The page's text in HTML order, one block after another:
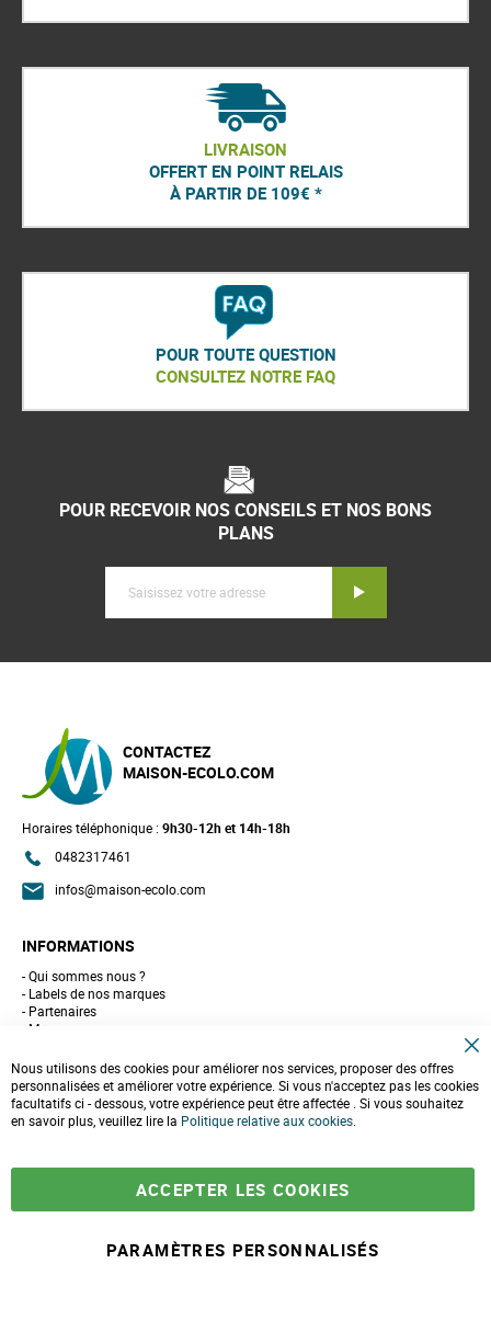
LIVRAISON
OFFERT EN POINT RELAIS
À PARTIR DE 109€ *
POUR TOUTE QUESTION
CONSULTEZ NOTRE FAQ
POUR RECEVOIR NOS CONSEILS ET NOS BONS
PLANS
Inscription
CONTACTEZ
MAISON-ECOLO.COM
Horaires téléphonique : 9h30-12h et 14h-18h
0482317461
infos@maison-ecolo.com
INFORMATIONS
Qui sommes nous ?
Labels de nos marques
Partenaires
Marques
10 gestes pour l'environnement
Formulaire de contact
LIVRAISONS & PAIEMENT
Paiement sécurisé
Commandes et retours
o
o
e
Nous utilisons des cookies pour améliorer nos services, proposer des offres
personnalisées et améliorer votre expérience. Si vous n'acceptez pas les cookies
facultatifs ci - dessous, votre expérience peut être affectée . Si vous souhaitez
en savoir plus, veuillez lire la Politique relative aux cookies
ACCEPTER LES COOKIES
PARAMÈTRES PERSONNALISÉS